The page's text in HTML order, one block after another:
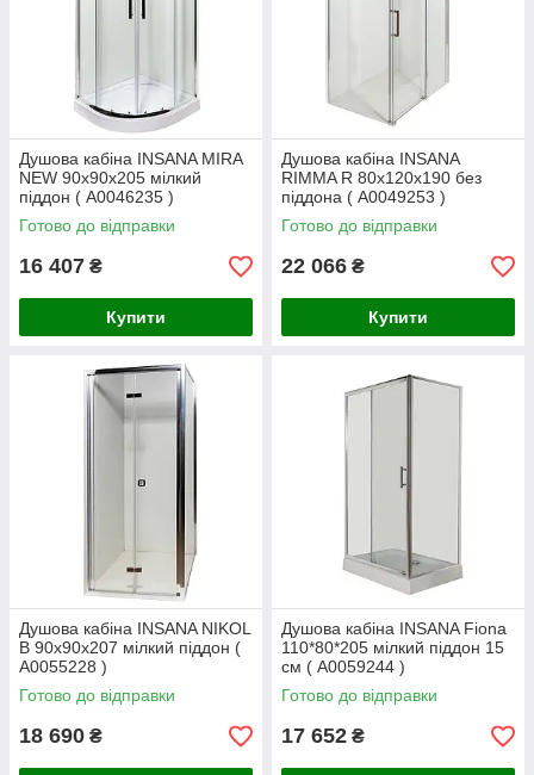
Душова кабіна INSANA MIRA
NEW 90x90x205 мілкий
піддон ( А0046235 )
Готово до відправки
16 407 ₴
Купити
Душова кабіна INSANA
RIMMA R 80x120x190 без
піддона ( А0049253 )
Готово до відправки
22 066 ₴
Купити
Душова кабіна INSANA NIKOL
B 90x90x207 мілкий піддон (
А0055228 )
Готово до відправки
18 690 ₴
Душова кабіна INSANA Fiona
110*80*205 мілкий піддон 15
см ( А0059244 )
Готово до відправки
17 652 ₴